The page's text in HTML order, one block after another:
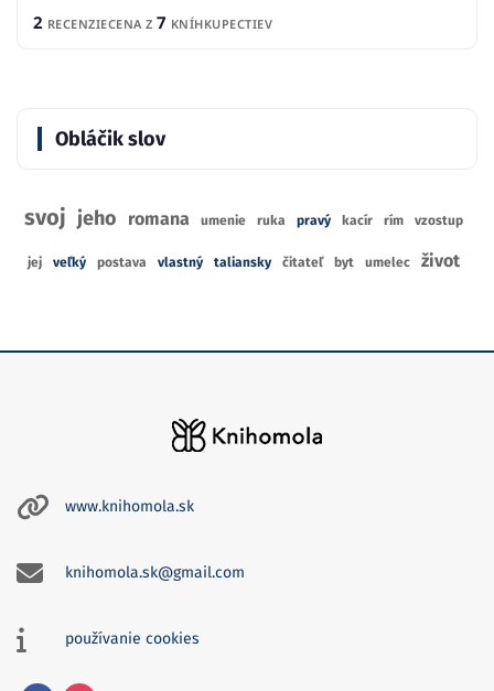
2 RECENZIECENA Z 7 KNÍHKUPECTIEV
Obláčik slov
svoj jeho romana umenie ruka pravý kacír rím vzostup
jej veľký postava vlastný taliansky čitateľ byt umelec život
www.knihomola.sk
knihomola.sk@gmail.com
používanie cookies